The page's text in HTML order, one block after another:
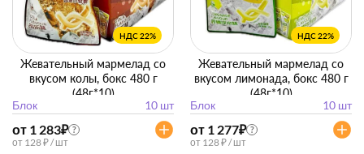
НДС 22%
Жевательный мармелад со
вкусом колы, бокс 480 г
(48г*10)
Блок
10 шт
от 1 283₽ ?
от 128 ₽ / шт
НДС 22%
Жевательный мармелад со
вкусом лимонада, бокс 480 г
(48г*10)
Блок
10 шт
от 1 277₽ ?
от 128 ₽ / шт